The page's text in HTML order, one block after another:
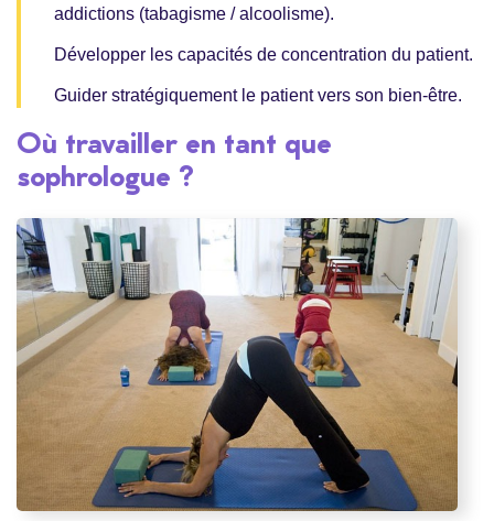
addictions (tabagisme / alcoolisme).
Développer les capacités de concentration du patient.
Guider stratégiquement le patient vers son bien-être.
Où travailler en tant que
sophrologue ?